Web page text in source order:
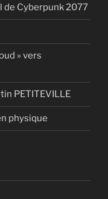
de Cyberpunk 2077
» vers
PETITEVILLE
physique